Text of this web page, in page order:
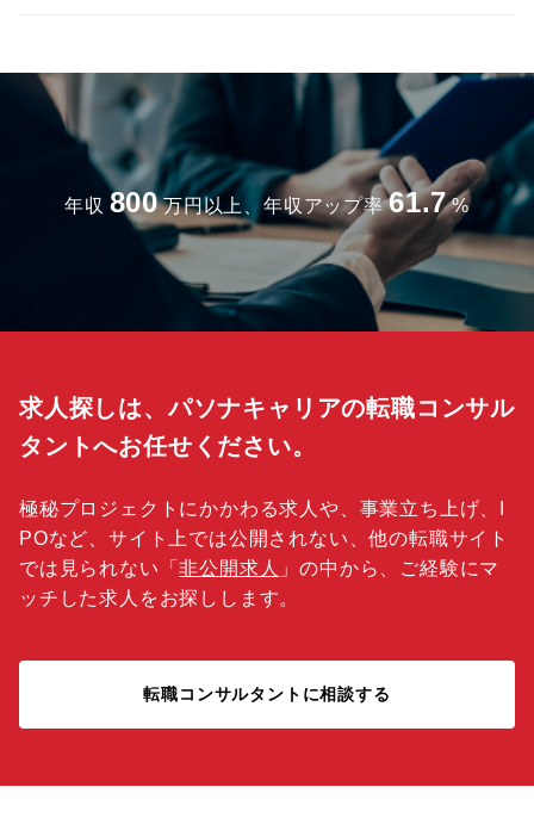
年収 800 万円以上、年収アップ率 61.7 %
求人探しは、パソナキャリアの転職コンサル
タントへお任せください。
極秘プロジェクトにかかわる求人や、事業立ち上げ、I
POなど、サイト上では公開されない、他の転職サイト
では見られない「非公開求人 」の中から、ご経験にマ
ッチした求人をお探しします。
転職コンサルタントに相談する